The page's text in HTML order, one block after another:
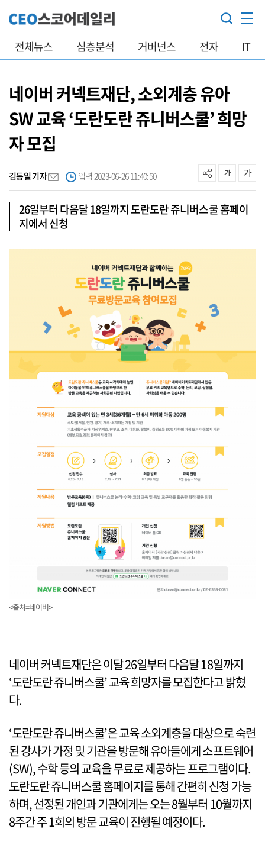
전체뉴스 심층분석 거버넌스 전자 IT
네이버 커넥트재단, 소외계층 유아
SW 교육 ‘도란도란 쥬니버스쿨’ 희망
자 모집
김동일 기자 입력 2023-06-26 11:40:50
26일부터 다음달 18일까지 도란도란 쥬니버스쿨 홈페이
지에서 신청
<출처=네이버>
네이버 커넥트재단은 이달 26일부터 다음달 18일까지
‘도란도란 쥬니버스쿨’ 교육 희망자를 모집한다고 밝혔
다.
‘도란도란 쥬니버스쿨’은 교육 소외계층을 대상으로 숙련
된 강사가 가정 및 기관을 방문해 유아들에게 소프트웨어
(SW), 수학 등의 교육을 무료로 제공하는 프로그램이다.
도란도란 쥬니버스쿨 홈페이지를 통해 간편히 신청 가능
하며, 선정된 개인과 기관에게는 오는 8월부터 10월까지
8주간 주 1회의 방문 교육이 진행될 예정이다.